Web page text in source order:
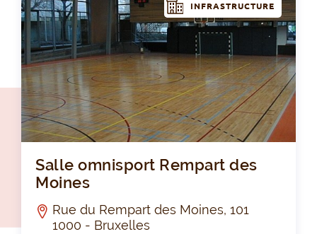
INFRASTRUCTURE
Salle omnisport Rempart des
Moines
Rue du Rempart des Moines, 101
1000 - Bruxelles